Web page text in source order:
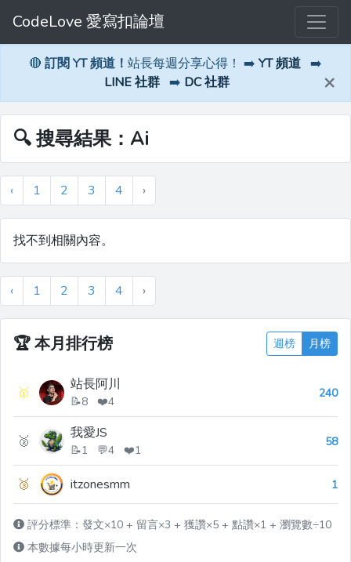
CodeLove 愛寫扣論壇
🔴 訂閱 YT 頻道！ 站長每週分享心得！ ➡️ YT 頻道 ➡️
LINE 社群 ➡️ DC 社群 ×
🔍 搜尋結果：Ai
‹ 1 2 3 4 ›
找不到相關內容。
‹ 1 2 3 4 ›
🏆本月排行榜 週榜 月榜
🥇 站長阿川
📝8 ❤️4
240
🥈 我愛JS
📝1 💬4 ❤️1
58
🥉 itzonesmm 1
評分標準：發文×10 + 留言×3 + 獲讚×5 + 點讚×1 + 瀏覽數÷10
本數據每小時更新一次